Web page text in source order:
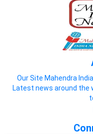
Our Site Mahendra
Latest news around the